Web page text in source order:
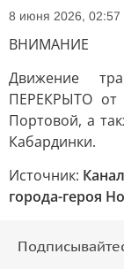
8 июня 2026, 02:57
ВНИМАНИЕ
Движение
ПЕРЕКРЫТО от
Портовой, а
Кабардинки.
Источник:
города-героя